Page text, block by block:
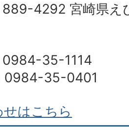
889-4292 宮崎県え
0984-35-1114
0984-35-0401
はこちら